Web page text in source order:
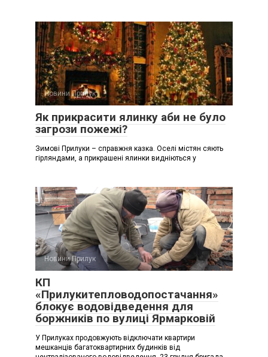
Новини Прилук
Як прикрасити ялинку аби не було
загрози пожежі?
Зимові Прилуки – справжня казка. Оселі містян сяють
гірляндами, а прикрашені ялинки видніються у
Новини Прилук
КП
«Прилукитепловодопостачання»
блокує водовідведення для
боржників по вулиці Ярмарковій
У Прилуках продовжують відключати квартири
мешканців багатоквартирних будинків від